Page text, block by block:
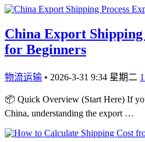
China Export Shipping
for Beginners
物流运输 • 2026-3-31 9:34 星期二
📦 Quick Overview (Start Here) If
China, understanding the export …